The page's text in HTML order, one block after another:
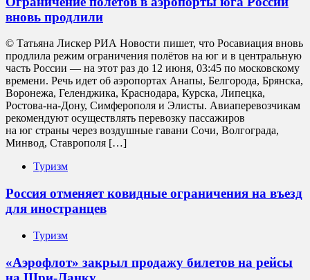
вновь продлили
© Татьяна Лискер РИА Новости пишет, что Росавиация вновь
продлила режим ограничения полётов на юг и в центральную
часть России — на этот раз до 12 июня, 03:45 по московскому
времени. Речь идет об аэропортах Анапы, Белгорода, Брянска,
Воронежа, Геленджика, Краснодара, Курска, Липецка,
Ростова-на-Дону, Симферополя и Элисты. Авиаперевозчикам
рекомендуют осуществлять перевозку пассажиров
на юг страны через воздушные гавани Сочи, Волгограда,
Минвод, Ставрополя […]
Туризм
Россия отменяет ковидные ограничения на въезд
для иностранцев
Туризм
«Аэрофлот» закрыл продажу билетов на рейсы